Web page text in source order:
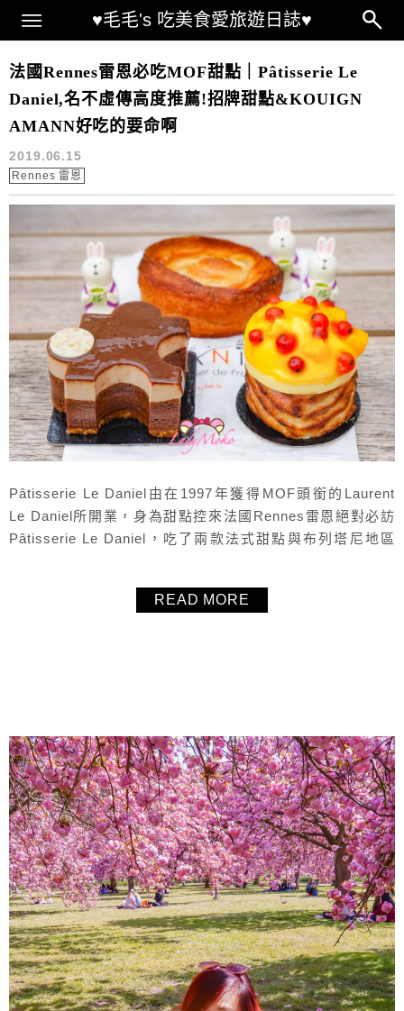
♥毛毛's 吃美食愛旅遊日誌♥
Main Menu
MOF 甜點店
法國Rennes雷恩必吃MOF甜點｜Pâtisserie Le
Daniel,名不虛傳高度推薦!招牌甜點&KOUIGN
AMANN好吃的要命啊
2019.06.15
Rennes 雷恩
Pâtisserie Le Daniel由在1997年獲得MOF頭銜的Laurent
Le Daniel所開業，身為甜點控來法國Rennes雷恩絕對必訪
Pâtisserie Le Daniel，吃了兩款法式甜點與布列塔尼地區
的好好吃！完全讓人想再訪！
READ MORE
About